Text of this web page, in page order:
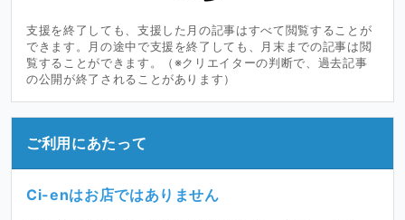
支援を終了しても、支援した月の記事はすべて閲覧することが
できます。月の途中で支援を終了しても、月末までの記事は閲
覧することができます。（※クリエイターの判断で、過去記事
の公開が終了されることがあります）
ご利用にあたって
Ci-enはお店ではありません